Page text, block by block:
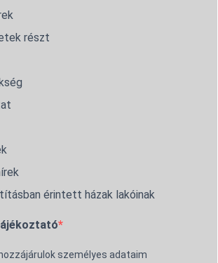
részt
érintett házak lakóinak
személyes adataim